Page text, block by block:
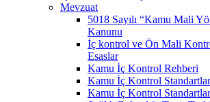
Mevzuat
5018 Sayılı “Kamu Mali
Kanunu
İç kontrol ve Ön Mali
Esaslar
Kamu İç Kontrol Rehberi
Kamu İç Kontrol
Kamu İç Kontrol